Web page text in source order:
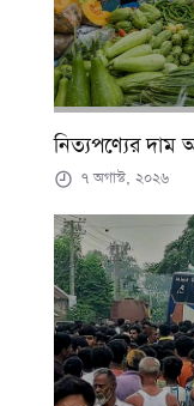
নিত্যপণ্যের দাম
৭ অগাস্ট, ২০২৬